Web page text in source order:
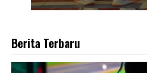
Berita Terbaru